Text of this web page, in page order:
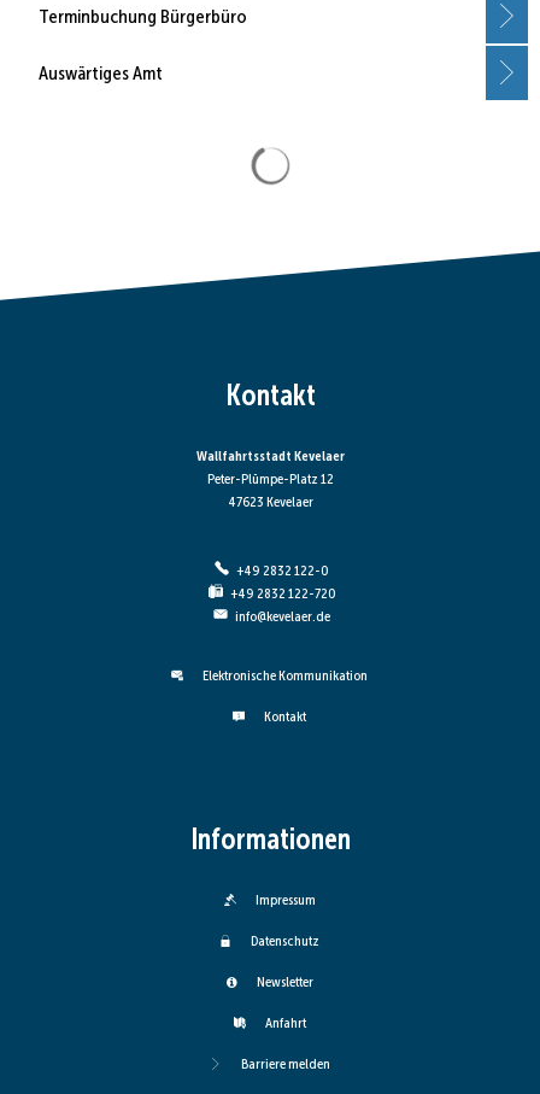
Terminbuchung Bürgerbüro
Auswärtiges Amt
Kontakt
Wallfahrtsstadt Kevelaer
Peter-Plümpe-Platz 12
47623 Kevelaer
+49 2832 122-0
+49 2832 122-720
info@kevelaer.de
Elektronische Kommunikation
Kontakt
Informationen
Impressum
Datenschutz
Newsletter
Anfahrt
Barriere melden